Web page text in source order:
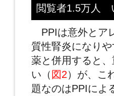
閲覧者1.5万人
PPIは意外とア
質性腎炎になりや
薬と併用すると
い（ 図2）が、こ
題なのはPPIによ